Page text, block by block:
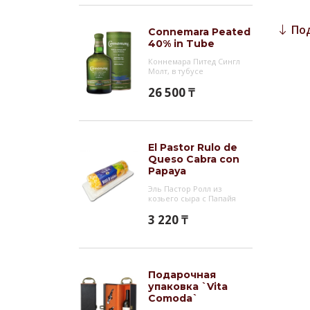
Connemara Peated
40% in Tube
Коннемара Питед Сингл
Молт, в тубусе
26 500 ₸
El Pastor Rulo de
Queso Cabra con
Papaya
Эль Пастор Ролл из
козьего сыра с Папайя
3 220 ₸
Подарочная
упаковка `Vita
Comoda`